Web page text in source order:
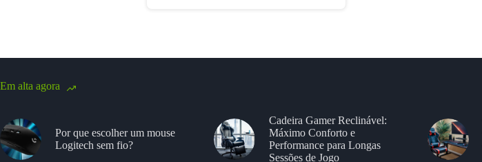
Em alta agora
Por que escolher um mouse
Logitech sem fio?
Cadeira Gamer Reclinável:
Máximo Conforto e
Performance para Longas
Sessões de Jogo